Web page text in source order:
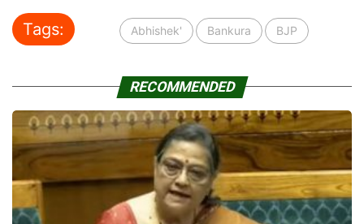
Tags: Abhishek' Bankura BJP
RECOMMENDED